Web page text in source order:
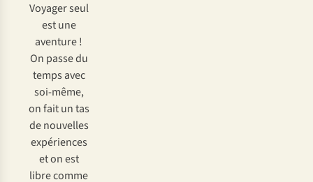
Voyager seul
est une
aventure !
On passe du
temps avec
soi-même,
on fait un tas
de nouvelles
expériences
et on est
libre comme